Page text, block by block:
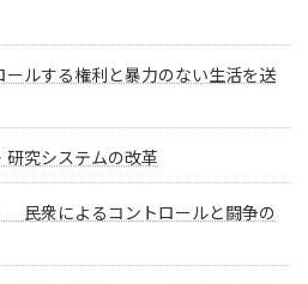
ルする権利と暴力のない生活を送
究システムの改革
民衆によるコントロールと闘争の